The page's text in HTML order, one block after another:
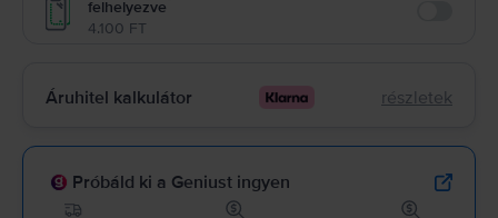
felhelyezve
4.100 FT
Áruhitel kalkulátor részletek
Próbáld ki a Geniust ingyen